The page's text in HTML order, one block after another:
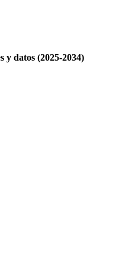
y datos (2025-2034)